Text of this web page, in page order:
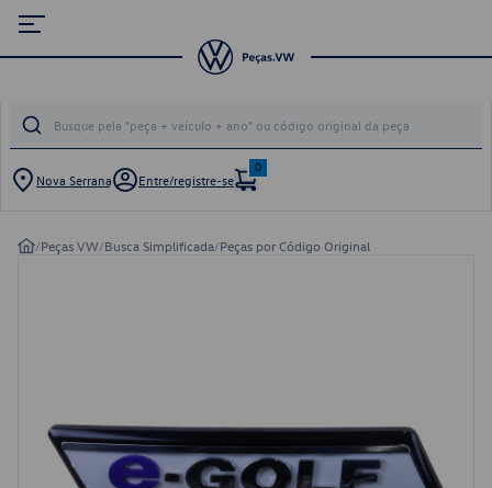
Nova Serrana Entre/registre-se
0
/Peças VW/Busca Simplificada/Peças por Código Original